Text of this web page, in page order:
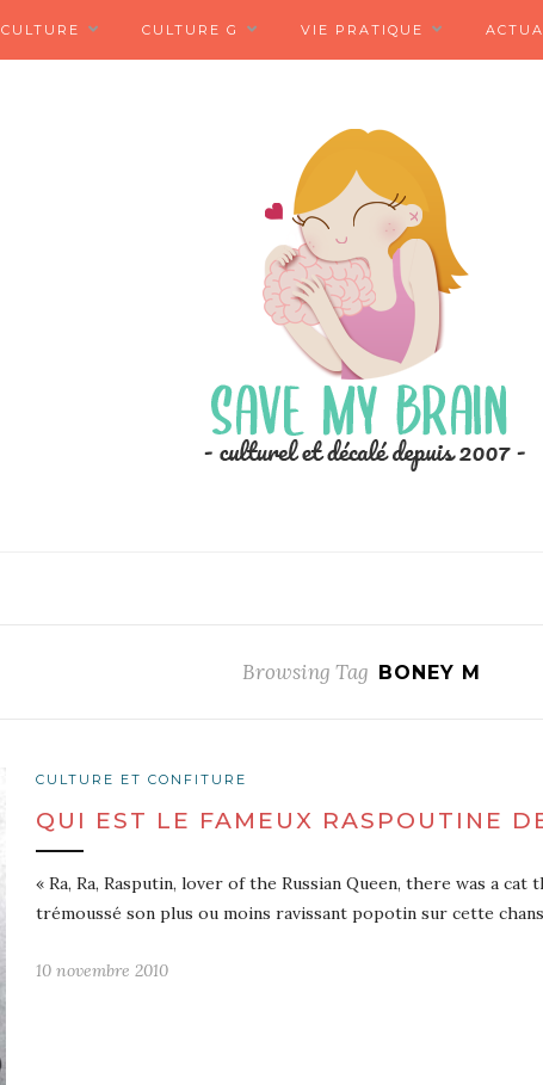
CULTURE CULTURE G VIE PRATIQUE
Browsing Tag BONEY M
CULTURE ET CONFITURE
QUI EST LE FAMEUX RASPOUTINE
« Ra, Ra, Rasputin, lover of the Russian Queen, there was a cat
trémoussé son plus ou moins ravissant popotin sur cette
10 novembre 2010